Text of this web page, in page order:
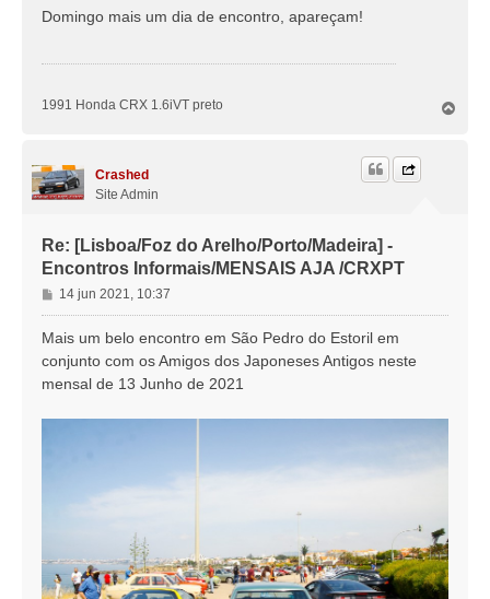
g
m
Domingo mais um dia de encontro, apareçam!
1991 Honda CRX 1.6iVT preto
Crashed
Site Admin
Re: [Lisboa/Foz do Arelho/Porto/Madeira] -
Encontros Informais/MENSAIS AJA /CRXPT
M
e
n
g
14 jun 2021, 10:37
Mais um belo encontro em São Pedro do Estoril em
conjunto com os Amigos dos Japoneses Antigos neste
mensal de 13 Junho de 2021